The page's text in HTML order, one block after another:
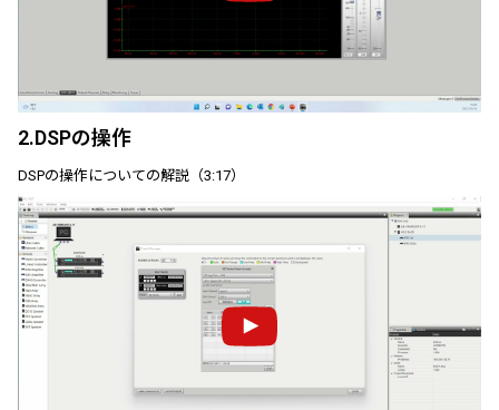
2.DSPの操作
DSPの操作についての解説（3:17）